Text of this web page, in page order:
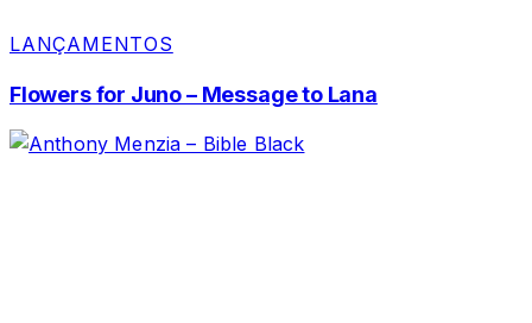
LANÇAMENTOS
Flowers for Juno – Message to Lana